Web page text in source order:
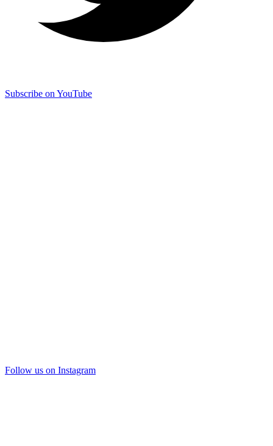
Subscribe on YouTube
Follow us on Instagram